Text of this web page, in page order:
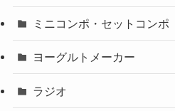
ミニコンポ・セットコンポ
ヨーグルトメーカー
ラジオ